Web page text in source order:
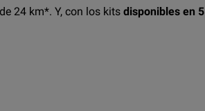
24 km*. Y, con los kits disponibles en 5